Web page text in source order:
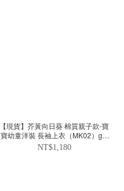
【現貨】芥黃向日葵 棉質親子款-寶
寶幼童洋裝 長袖上衣（MK02）gift
me love 愛禮訂製時裝店
NT$1,180